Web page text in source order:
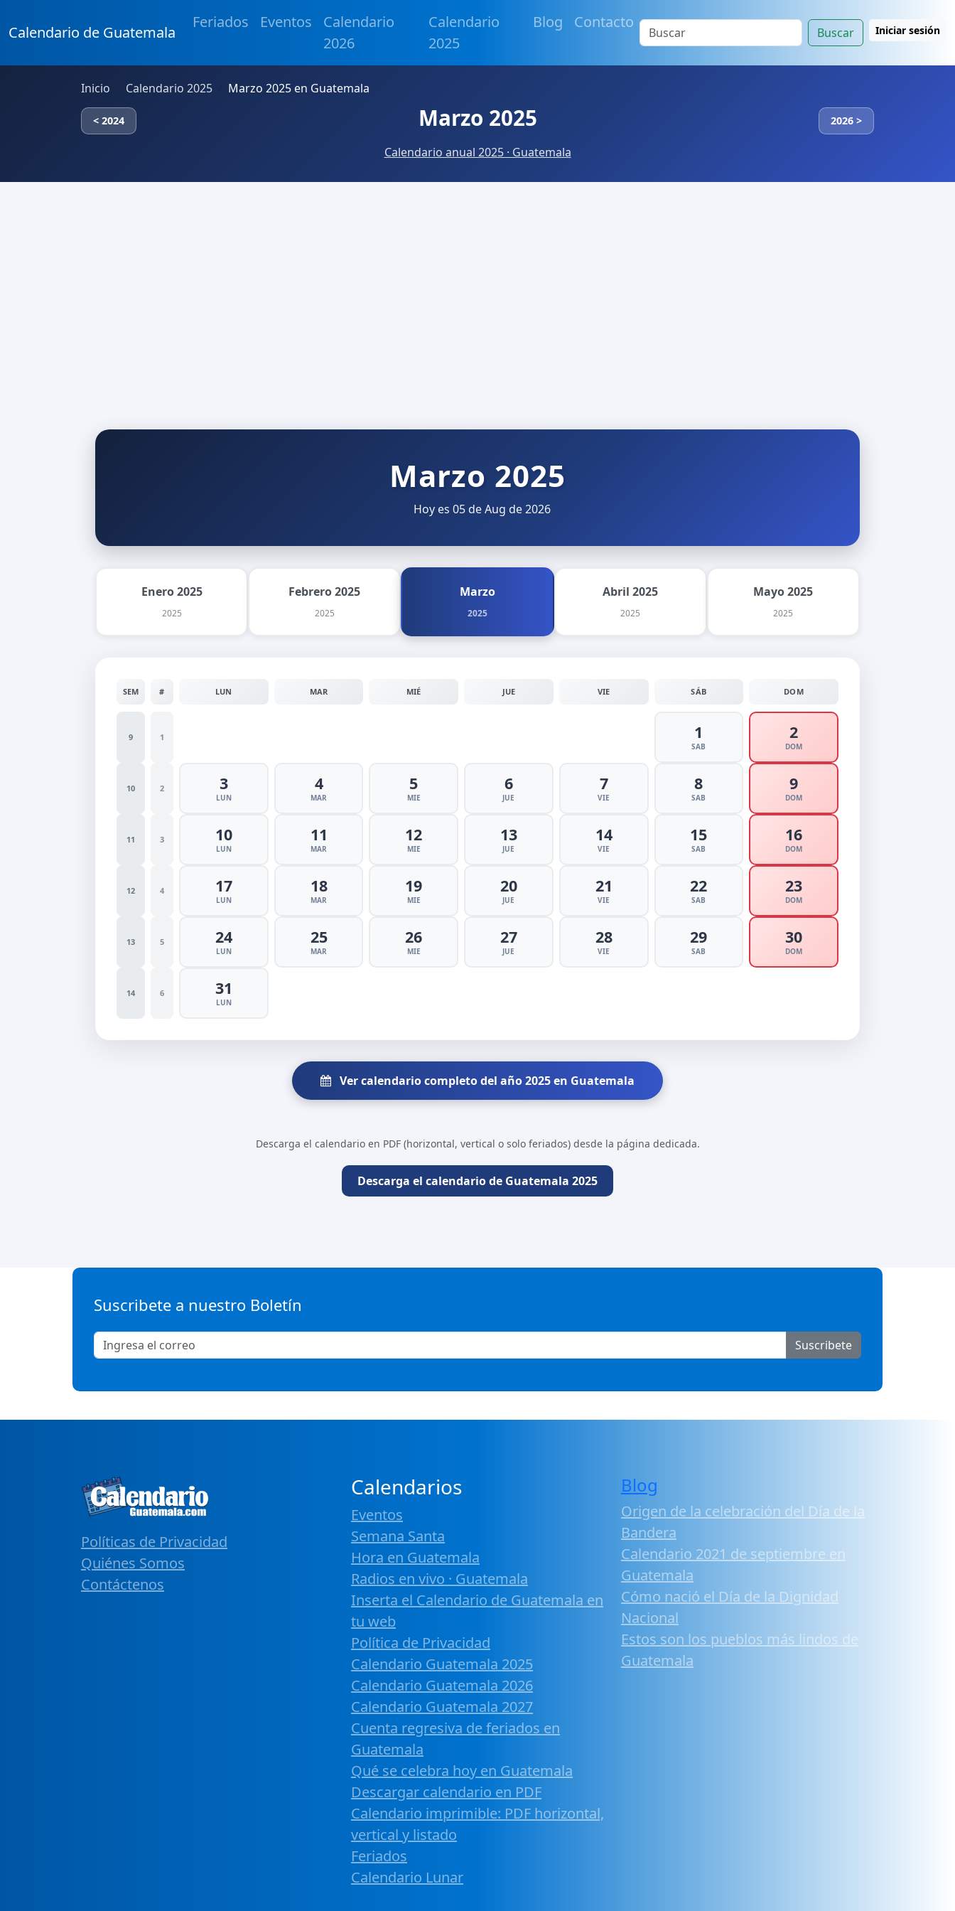
Calendario de Guatemala
Feriados Eventos
Calendario
2026
Calendario
2025
Blog Contacto
Buscar Iniciar sesión
Inicio Calendario 2025 Marzo 2025 en Guatemala
< 2024 Marzo 2025 2026 >
Calendario anual 2025 · Guatemala
Marzo 2025
Hoy es 05 de Aug de 2026
Enero 2025
2025
Febrero 2025
2025
Marzo
2025
Abril 2025
2025
Mayo 2025
2025
SEM # LUN MAR MIÉ JUE VIE SÁB DOM
9 1 1
SAB
2
DOM
10 2 3
LUN
4
MAR
5
MIE
6
JUE
7
VIE
8
SAB
9
DOM
11 3 10
LUN
11
MAR
12
MIE
13
JUE
14
VIE
15
SAB
16
DOM
12 4 17
LUN
18
MAR
19
MIE
20
JUE
21
VIE
22
SAB
23
DOM
13 5 24
LUN
25
MAR
26
MIE
27
JUE
28
VIE
29
SAB
30
DOM
14 6 31
LUN
Ver calendario completo del año 2025 en Guatemala
Descarga el calendario en PDF (horizontal, vertical o solo feriados) desde la página dedicada.
Descarga el calendario de Guatemala 2025
Suscribete a nuestro Boletín
Suscribete
Políticas de Privacidad
Quiénes Somos
Contáctenos
Calendarios
Eventos
Semana Santa
Hora en Guatemala
Radios en vivo · Guatemala
Inserta el Calendario de Guatemala en
tu web
Política de Privacidad
Calendario Guatemala 2025
Calendario Guatemala 2026
Calendario Guatemala 2027
Cuenta regresiva de feriados en
Guatemala
Qué se celebra hoy en Guatemala
Descargar calendario en PDF
Calendario imprimible: PDF horizontal,
vertical y listado
Feriados
Calendario Lunar
Blog
Origen de la celebración del Día de la
Bandera
Calendario 2021 de septiembre en
Guatemala
Cómo nació el Día de la Dignidad
Nacional
Estos son los pueblos más lindos de
Guatemala